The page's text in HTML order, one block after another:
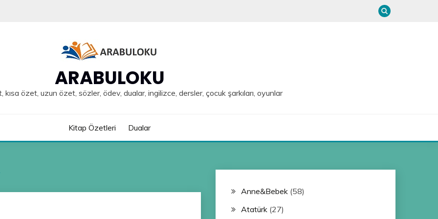
ARABULOKU
özet, uzun özet, sözler, ödev, dualar, ingilizce, dersler, çocuk şarkıları, oyunlar
Kitap Özetleri Dualar
Anne&Bebek(58)
Atatürk(27)